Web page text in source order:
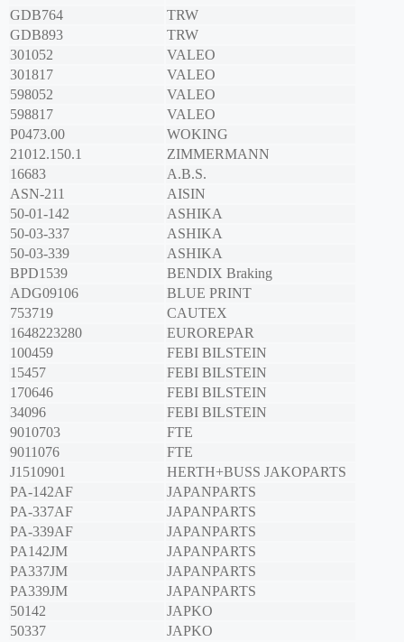
GDB764
TRW
GDB893
TRW
301052
VALEO
301817
VALEO
598052
VALEO
598817
VALEO
P0473.00
WOKING
21012.150.1
ZIMMERMANN
16683
A.B.S.
ASN-211
AISIN
50-01-142
ASHIKA
50-03-337
ASHIKA
50-03-339
ASHIKA
BPD1539
BENDIX Braking
ADG09106
BLUE PRINT
753719
CAUTEX
1648223280
EUROREPAR
100459
FEBI BILSTEIN
15457
FEBI BILSTEIN
170646
FEBI BILSTEIN
34096
FEBI BILSTEIN
9010703
FTE
9011076
FTE
J1510901
HERTH+BUSS JAKOPARTS
PA-142AF
JAPANPARTS
PA-337AF
JAPANPARTS
PA-339AF
JAPANPARTS
PA142JM
JAPANPARTS
PA337JM
JAPANPARTS
PA339JM
JAPANPARTS
50142
JAPKO
50337
JAPKO